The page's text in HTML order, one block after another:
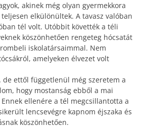
akinek még olyan gyermekkora
elkülönültek. A tavasz valóban
tél volt. Utóbbit követték a téli
köszönhetően rengeteg hócsatát
iskolatársaimmal. Nem
amelyeken élvezet volt
ettől függetlenül még szeretem a
hogy mostanság ebből a mai
ellenére a tél megcsillantotta a
lencsevégre kapnom éjszaka és
köszönhetően.